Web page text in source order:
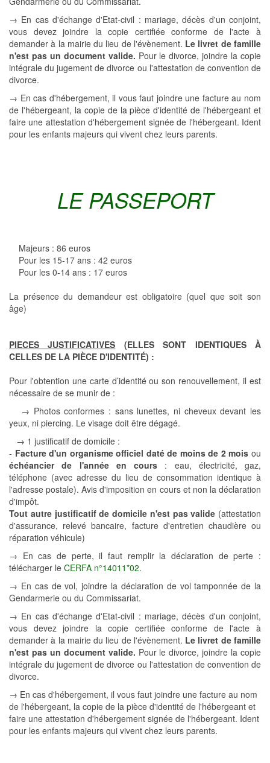
→ En cas d'échange d'Etat-civil : mariage, décès d'un conjoint,
vous devez joindre la copie certifiée conforme de l'acte à
demander à la mairie du lieu de l'évènement. Le livret de famille
n'est pas un document valide. Pour le divorce, joindre la copie
intégrale du jugement de divorce ou l'attestation de convention de
divorce.
→ En cas d'hébergement, il vous faut joindre une facture au nom
de l'hébergeant, la copie de la pièce d'identité de l'hébergeant et
faire une attestation d'hébergement signée de l'hébergeant. Ident
pour les enfants majeurs qui vivent chez leurs parents.
LE PASSEPORT
Majeurs : 86 euros
Pour les 15-17 ans : 42 euros
Pour les 0-14 ans : 17 euros
La présence du demandeur est obligatoire (quel que soit son
âge)
PIECES JUSTIFICATIVES (ELLES SONT IDENTIQUES À
CELLES DE LA PIÈCE D'IDENTITÉ) :
Pour l'obtention une carte d’identité ou son renouvellement, il est
nécessaire de se munir de :
→ Photos conformes : sans lunettes, ni cheveux devant les
yeux, ni piercing. Le visage doit être dégagé.
→ 1 justificatif de domicile :
- Facture d'un organisme officiel daté de moins de 2 mois ou
échéancier de l'année en cours : eau, électricité, gaz,
téléphone (avec adresse du lieu de consommation identique à
l'adresse postale). Avis d'imposition en cours et non la déclaration
d'impôt.
Tout autre justificatif de domicile n'est pas valide (attestation
d'assurance, relevé bancaire, facture d'entretien chaudière ou
réparation véhicule)
→ En cas de perte, il faut remplir la déclaration de perte :
télécharger le CERFA n°14011*02.
→ En cas de vol, joindre la déclaration de vol tamponnée de la
Gendarmerie ou du Commissariat.
→ En cas d'échange d'Etat-civil : mariage, décès d'un conjoint,
vous devez joindre la copie certifiée conforme de l'acte à
demander à la mairie du lieu de l'évènement. Le livret de famille
n'est pas un document valide. Pour le divorce, joindre la copie
intégrale du jugement de divorce ou l'attestation de convention de
divorce.
→ En cas d'hébergement, il vous faut joindre une facture au nom
de l'hébergeant, la copie de la pièce d'identité de l'hébergeant et
faire une attestation d'hébergement signée de l'hébergeant. Ident
pour les enfants majeurs qui vivent chez leurs parents.